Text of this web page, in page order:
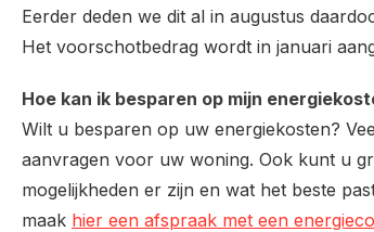
Eerder deden we dit al in augustus
Het voorschotbedrag wordt in januari
Hoe kan ik besparen op mijn
Wilt u besparen op uw energiekosten?
aanvragen voor uw woning. Ook kunt u
mogelijkheden er zijn en wat het beste
maak hier een afspraak met een